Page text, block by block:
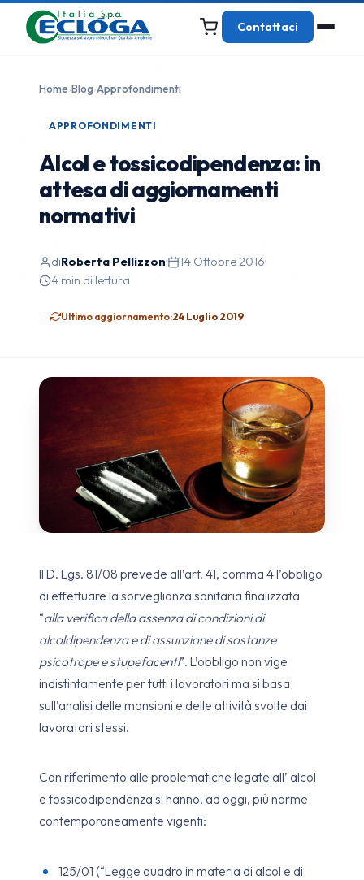
Contattaci
Home›Blog›Approfondimenti
APPROFONDIMENTI
Alcol e tossicodipendenza: in
attesa di aggiornamenti
normativi
diRoberta Pellizzon· 14 Ottobre 2016·
4 min di lettura
Ultimo aggiornamento:24 Luglio 2019
Il D. Lgs. 81/08 prevede all’art. 41, comma 4 l’obbligo
di effettuare la sorveglianza sanitaria finalizzata
“alla verifica della assenza di condizioni di
alcoldipendenza e di assunzione di sostanze
psicotrope e stupefacenti”. L’obbligo non vige
indistintamente per tutti i lavoratori ma si basa
sull’analisi delle mansioni e delle attività svolte dai
lavoratori stessi.
Con riferimento alle problematiche legate all’ alcol
e tossicodipendenza si hanno, ad oggi, più norme
contemporaneamente vigenti:
125/01 (“Legge quadro in materia di alcol e di